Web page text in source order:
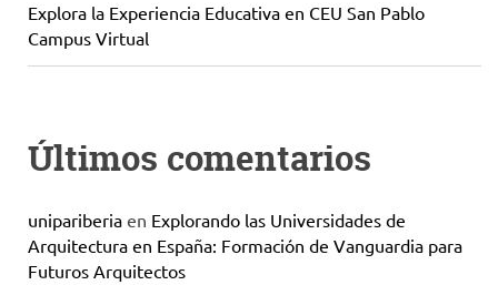
Explora la Experiencia Educativa en CEU San Pablo
Campus Virtual
Últimos comentarios
unipariberia en Explorando las Universidades de
Arquitectura en España: Formación de Vanguardia para
Futuros Arquitectos